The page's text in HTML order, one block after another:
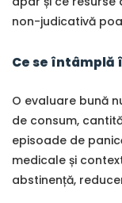
non-judicativă
Ce se
O evaluare bună
de consum,
episoade de
medicale și
abstinență,